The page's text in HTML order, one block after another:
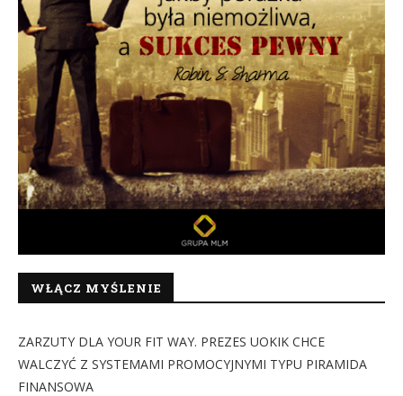
WŁĄCZ MYŚLENIE
ZARZUTY DLA YOUR FIT WAY. PREZES UOKIK CHCE
WALCZYĆ Z SYSTEMAMI PROMOCYJNYMI TYPU PIRAMIDA
FINANSOWA